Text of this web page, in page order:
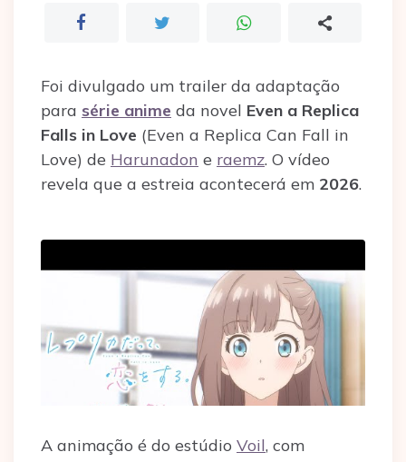
Foi divulgado um trailer da adaptação
para série anime da novel Even a Replica
Falls in Love (Even a Replica Can Fall in
Love) de Harunadon e raemz. O vídeo
revela que a estreia acontecerá em 2026.
A animação é do estúdio Voil, com